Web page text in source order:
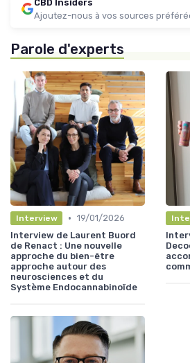
CBD Insiders
Ajoutez-nous à vos sources
Parole d'experts
Interview • 19/01/2026
Interview de Laurent Buord
de Renact : Une nouvelle
approche du bien-être
approche autour des
neurosciences et du
Système Endocannabinoïde